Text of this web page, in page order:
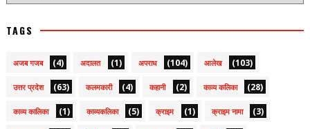
TAGS
अजब गजब (4) अदालत (1) अपराध (104) आलेख (103)
उत्तर प्रदेश (63) कलमकारी (4) कहानी (2) काव्य कलिका (28)
काव्य कालिका (1) काव्यकलिका (5) क्राइम (1) क्राइम नामा (3)